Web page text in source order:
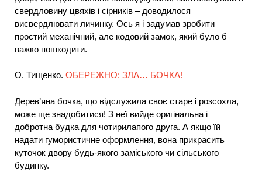
свердловину цвяхів і сірників – доводилося
висвердлювати личинку. Ось я і задумав зробити
простий механічний, але кодовий замок, який було б
важко пошкодити.
О. Тищенко. ОБЕРЕЖНО: ЗЛА… БОЧКА!
Дерев’яна бочка, що відслужила своє старе і розсохла,
може ще знадобитися! З неї вийде оригінальна і
добротна будка для чотирилапого друга. А якщо їй
надати гумористичне оформлення, вона прикрасить
куточок двору будь-якого заміського чи сільського
будинку.